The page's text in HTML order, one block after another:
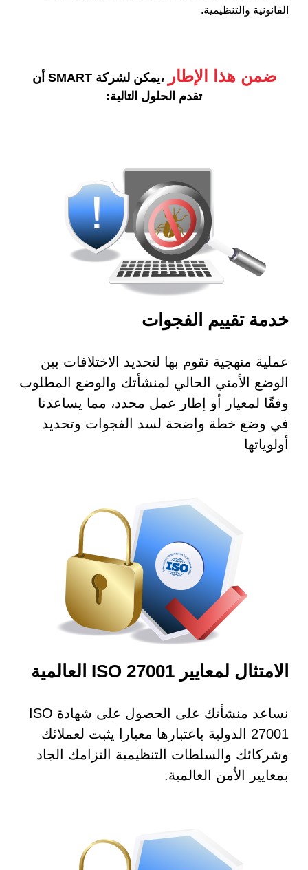
القانونية والتنظيمية.
ضمن هذا الإطار
،يمكن لشركة SMART أن
تقدم الحلول التالية:
خدمة تقييم الفجوات
عملية منهجية نقوم بها لتحديد الاختلافات بين
الوضع الأمني الحالي لمنشأتك والوضع المطلوب
وفقًا لمعيار أو إطار عمل محدد، مما يساعدنا
في وضع خطة واضحة لسد الفجوات وتحديد
أولوياتها
الامتثال لمعايير ISO 27001 العالمية
نساعد منشأتك على الحصول على شهادة ISO
27001 الدولية باعتبارها معيارا يثبت لعملائك
وشركائك والسلطات التنظيمية التزامك الجاد
بمعايير الأمن العالمية.